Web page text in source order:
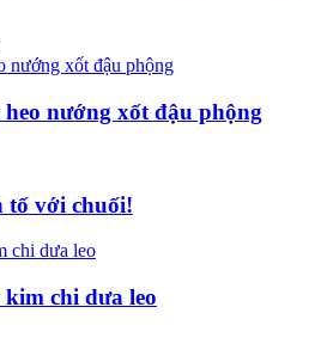
nướng xốt đậu phộng
tố với chuối!
chi dưa leo